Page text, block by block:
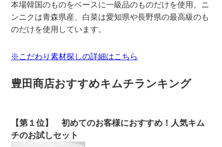
本場韓国のものをベースに一級品のものだけを使用。ニ
ンニクは青森県産、白菜は愛知県や長野県の最高級のも
のだけを使用しています。
※こだわり素材探しの詳細はこちら
豊田商店おすすめキムチランキング
【第１位】 初めてのお客様におすすめ！人気キム
チのお試しセット